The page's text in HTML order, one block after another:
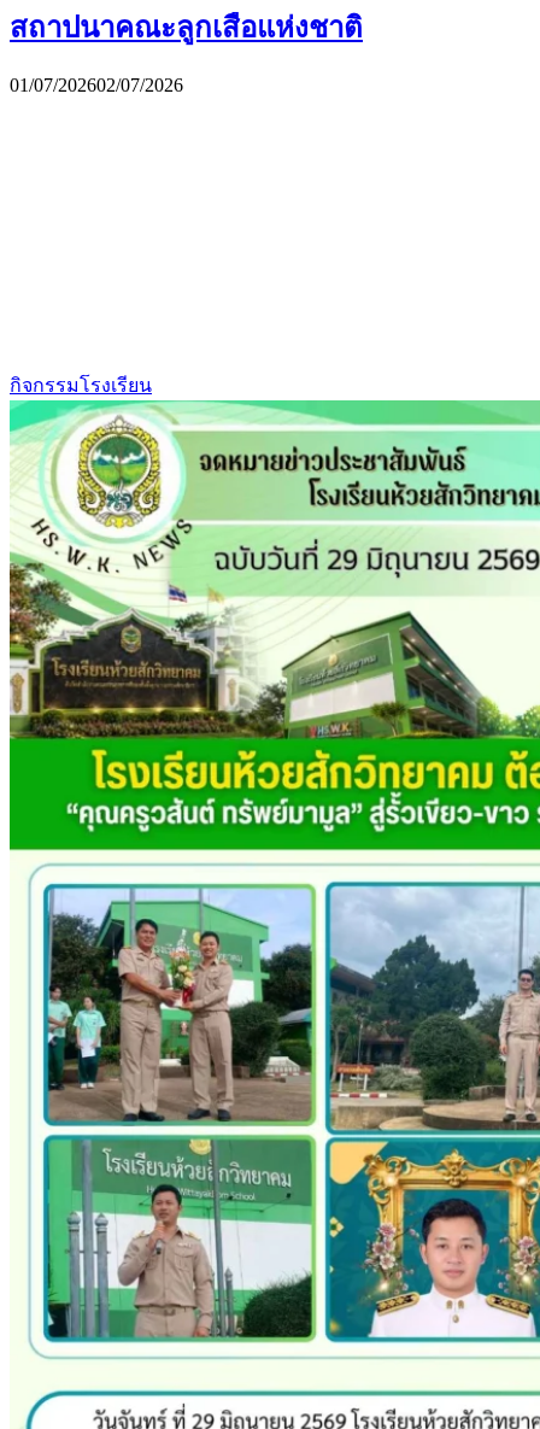
สถาปนาคณะลูกเสือแห่งชาติ
01/07/202602/07/2026
กิจกรรมโรงเรียน